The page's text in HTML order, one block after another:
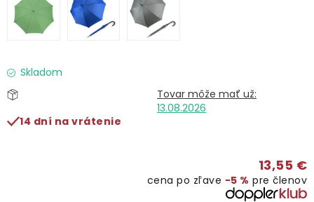
Dáždniky
Klub výhod
Skladom
13.08.2026
14 dní na vrátenie
13,55 €
cena po zľave −5 % pre členov